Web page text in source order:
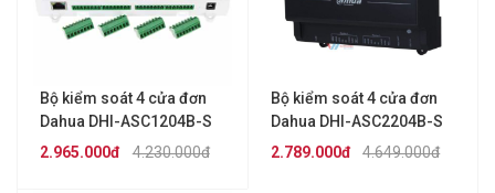
Bộ kiểm soát 4 cửa đơn
Dahua DHI-ASC1204B-S
4.230.000đ
2.965.000đ
Bộ kiểm soát 4 cửa đơn
Dahua DHI-ASC2204B-S
4.649.000đ
2.789.000đ